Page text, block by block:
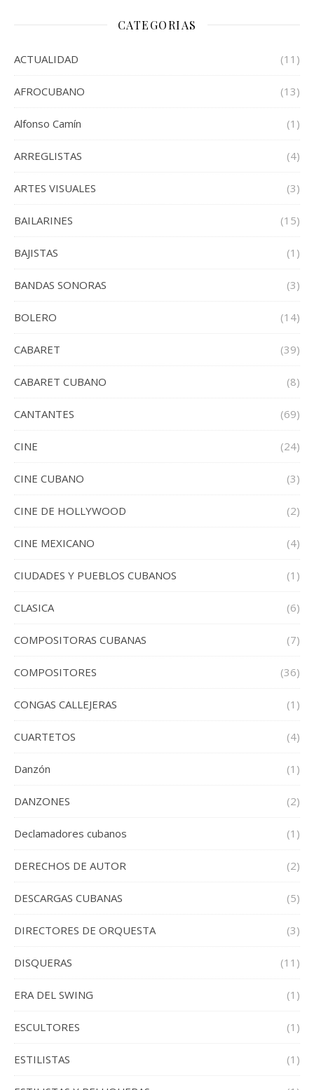
CATEGORIAS
ACTUALIDAD (11)
AFROCUBANO (13)
Alfonso Camín (1)
ARREGLISTAS (4)
ARTES VISUALES (3)
BAILARINES (15)
BAJISTAS (1)
BANDAS SONORAS (3)
BOLERO (14)
CABARET (39)
CABARET CUBANO (8)
CANTANTES (69)
CINE (24)
CINE CUBANO (3)
CINE DE HOLLYWOOD (2)
CINE MEXICANO (4)
CIUDADES Y PUEBLOS CUBANOS (1)
CLASICA (6)
COMPOSITORAS CUBANAS (7)
COMPOSITORES (36)
CONGAS CALLEJERAS (1)
CUARTETOS (4)
Danzón (1)
DANZONES (2)
Declamadores cubanos (1)
DERECHOS DE AUTOR (2)
DESCARGAS CUBANAS (5)
DIRECTORES DE ORQUESTA (3)
DISQUERAS (11)
ERA DEL SWING (1)
ESCULTORES (1)
ESTILISTAS (1)